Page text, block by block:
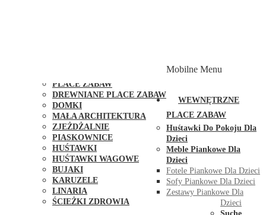
PLACE ZABAW
DREWNIANE PLACE ZABAW
DOMKI
MAŁA ARCHITEKTURA
ZJEŻDŻALNIE
PIASKOWNICE
HUŚTAWKI
HUŚTAWKI WAGOWE
BUJAKI
KARUZELE
LINARIA
ŚCIEŻKI ZDROWIA
Mobilne Menu
WEWNĘTRZNE
PLACE ZABAW
Huśtawki Do Pokoju Dla
Dzieci
Meble Piankowe Dla
Dzieci
Fotele Piankowe Dla Dzieci
Sofy Piankowe Dla Dzieci
Zestawy Piankowe Dla
Dzieci